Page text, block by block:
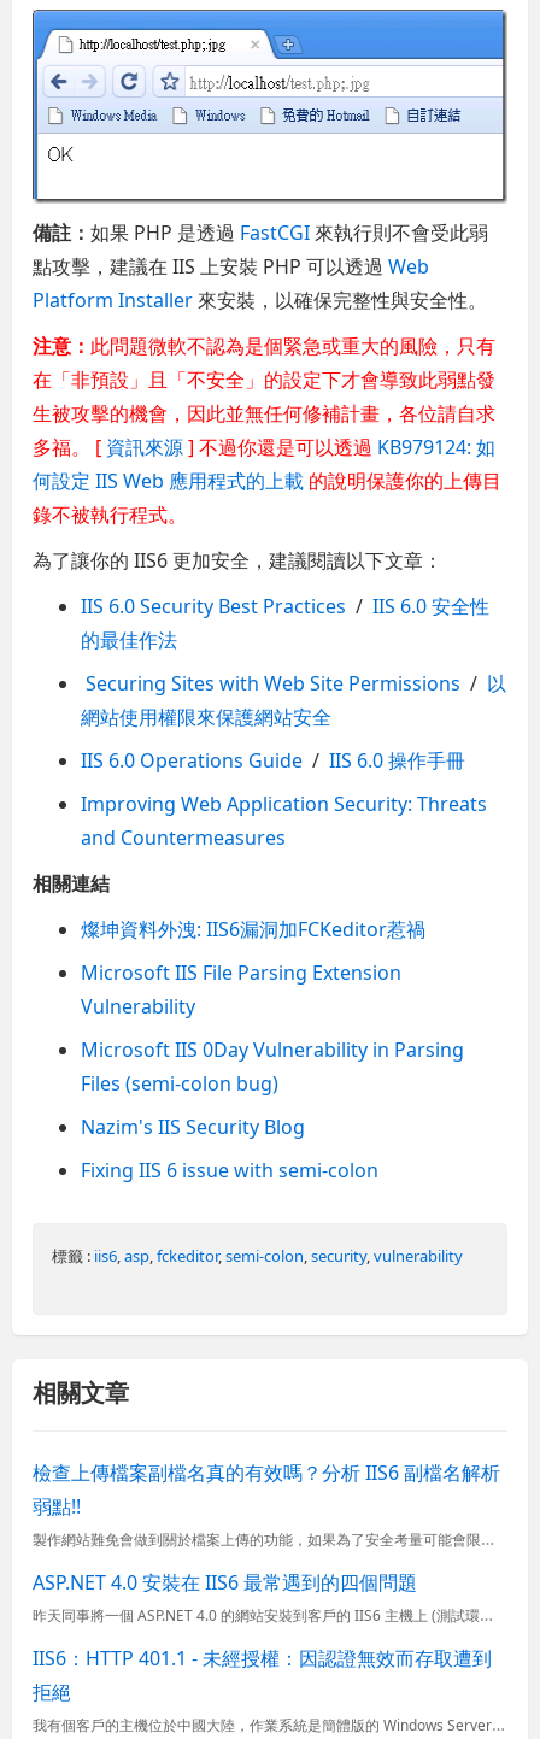
備註：如果 PHP 是透過 FastCGI 來執行則不會受此弱
點攻擊，建議在 IIS 上安裝 PHP 可以透過Web
Platform Installer 來安裝，以確保完整性與安全性。
注意： 此問題微軟不認為是個緊急或重大的風險，只有
在「非預設」且「不安全」的設定下才會導致此弱點發
生被攻擊的機會，因此並無任何修補計畫，各位請自求
多福。 [ 資訊來源] 不過你還是可以透過 KB979124: 如
何設定 IIS Web 應用程式的上載 的說明保護你的上傳目
錄不被執行程式。
為了讓你的 IIS6 更加安全，建議閱讀以下文章：
IIS 6.0 Security Best Practices /IIS 6.0 安全性
的最佳作法
Securing Sites with Web Site Permissions / 以
網站使用權限來保護網站安全
IIS 6.0 Operations Guide /IIS 6.0 操作手冊
Improving Web Application Security: Threats
and Countermeasures
相關連結
燦坤資料外洩: IIS6漏洞加FCKeditor惹禍
Microsoft IIS File Parsing Extension
Vulnerability
Microsoft IIS 0Day Vulnerability in Parsing
Files (semi-colon bug)
Nazim's IIS Security Blog
Fixing IIS 6 issue with semi-colon
標籤 : iis6 ,asp ,fckeditor,semi-colon ,security,vulnerability
相關文章
檢查上傳檔案副檔名真的有效嗎？分析 IIS6 副檔名解析
弱點!!
製作網站難免會做到關於檔案上傳的功能，如果為了安全考量可能會限制其特定副檔名才能上傳，以免使用者上傳了不該上傳的檔案類型（例如 *.exe 執行檔），不過光是檢查檔案結尾的副檔名真的就安全了嗎？那可不...
ASP.NET 4.0 安裝在 IIS6 最常遇到的四個問題
昨天同事將一個 ASP.NET 4.0 的網站安裝到客戶的 IIS6 主機上 (測試環境)，結果過程非常不順利，他們曾經一度覺得客戶的主機不知道經過幾隻手蹂躪過了（因為有好多人在共用 Administ...
IIS6：HTTP 401.1 - 未經授權：因認證無效而存取遭到
拒絕
我有個客戶的主機位於中國大陸，作業系統是簡體版的 Windows Server 2003，預設網站停用中，正式網站的站台可以正常運作，但我們做的新網站安裝完之後卻發現總是無法遠端瀏覽，只能在本機看到網...